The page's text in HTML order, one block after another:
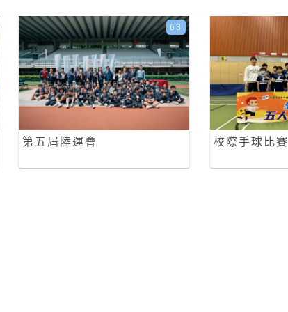
第五屆陸運會
63
校際手球比賽